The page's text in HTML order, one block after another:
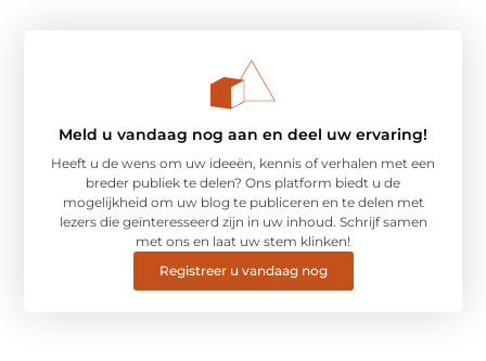
Meld u vandaag nog aan en deel uw ervaring!
Heeft u de wens om uw ideeën, kennis of verhalen met een
breder publiek te delen? Ons platform biedt u de
mogelijkheid om uw blog te publiceren en te delen met
lezers die geïnteresseerd zijn in uw inhoud. Schrijf samen
met ons en laat uw stem klinken!
Registreer u vandaag nog